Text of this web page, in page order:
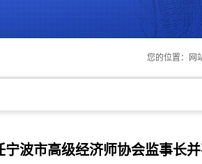
您的位置： 网
波市高级经济师协会监事长